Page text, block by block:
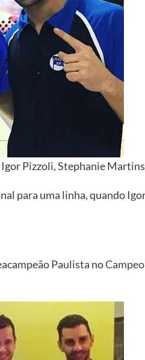
Igor Pizzoli, Stephanie
para uma linha, quando
Paulista no